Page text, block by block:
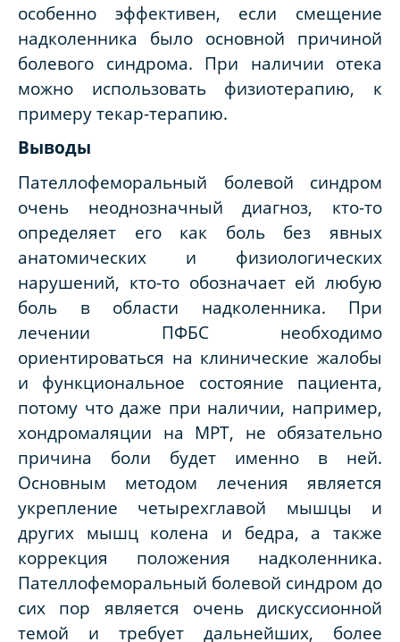
особенно эффективен, если смещение
надколенника было основной причиной
болевого синдрома. При наличии отека
можно использовать физиотерапию, к
примеру текар-терапию.
Выводы
Пателлофеморальный болевой синдром
очень неоднозначный диагноз, кто-то
определяет его как боль без явных
анатомических и физиологических
нарушений, кто-то обозначает ей любую
боль в области надколенника. При
лечении ПФБС необходимо
ориентироваться на клинические жалобы
и функциональное состояние пациента,
потому что даже при наличии, например,
хондромаляции на МРТ, не обязательно
причина боли будет именно в ней.
Основным методом лечения является
укрепление четырехглавой мышцы и
других мышц колена и бедра, а также
коррекция положения надколенника.
Пателлофеморальный болевой синдром до
сих пор является очень дискуссионной
темой и требует дальнейших, более